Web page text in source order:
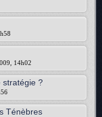
14h02
stratégie ?
Ténèbres